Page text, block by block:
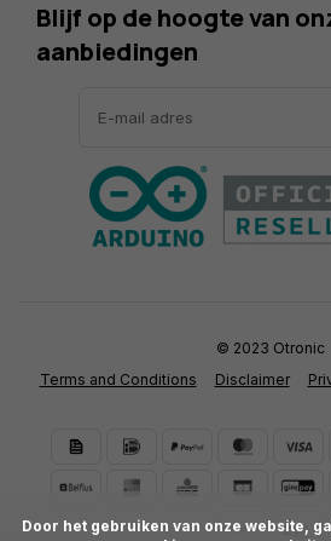
Blijf op de hoogte van
aanbiedingen
Terms and Conditions Disclaimer
© 2023 Otronic